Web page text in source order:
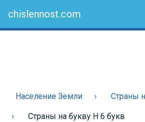
chislennost.com
Население Земли Страны
Страны на букву Н 6 букв